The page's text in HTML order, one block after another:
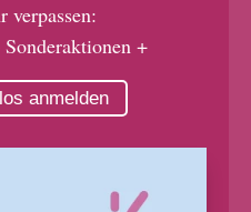
verpassen:
+
anmelden